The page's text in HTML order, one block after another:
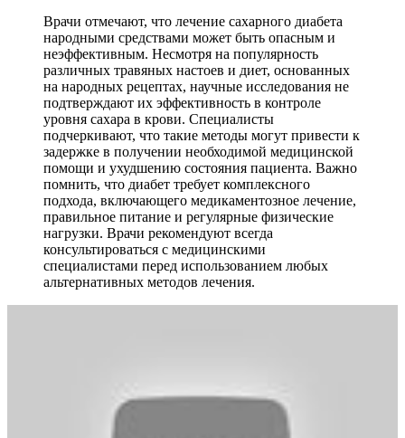
Врачи отмечают, что лечение сахарного диабета
народными средствами может быть опасным и
неэффективным. Несмотря на популярность
различных травяных настоев и диет, основанных
на народных рецептах, научные исследования не
подтверждают их эффективность в контроле
уровня сахара в крови. Специалисты
подчеркивают, что такие методы могут привести к
задержке в получении необходимой медицинской
помощи и ухудшению состояния пациента. Важно
помнить, что диабет требует комплексного
подхода, включающего медикаментозное лечение,
правильное питание и регулярные физические
нагрузки. Врачи рекомендуют всегда
консультироваться с медицинскими
специалистами перед использованием любых
альтернативных методов лечения.